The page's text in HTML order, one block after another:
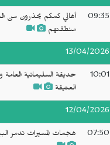
09:35
أهالي كمكم يحذرون من
منطقتهم
13/04/2026
10:01
حديقة السليمانية
العتيقة
12/04/2026
07:50 هجمات المسيرات تدمر